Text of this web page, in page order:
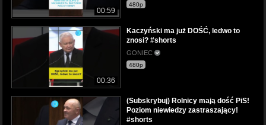
00:59
480p
00:36
Kaczyński ma już DOŚĆ, ledwo to
znosi? #shorts
GONIEC
480p
(Subskrybuj) Rolnicy mają dość PiS!
Poziom niewiedzy zastraszający!
#shorts